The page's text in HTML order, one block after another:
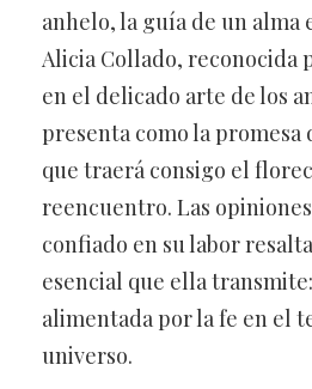
anhelo, la guía de un alma
Alicia Collado, reconocida
en el delicado arte de los
presenta como la promesa
que traerá consigo el
reencuentro. Las
confiado en su labor
esencial que ella
alimentada por la fe en el
universo.